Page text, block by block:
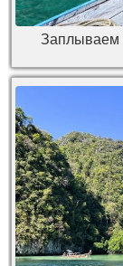
Заплываем